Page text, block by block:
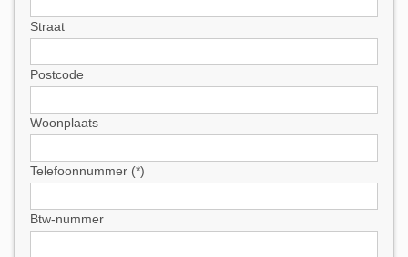
Straat
Postcode
Woonplaats
Telefoonnummer (*)
Btw-nummer